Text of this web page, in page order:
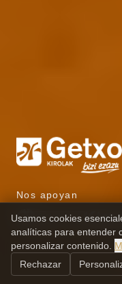
Nos apoyan
Usamos cookies
analíticas para entender
personalizar contenido.
Rechazar